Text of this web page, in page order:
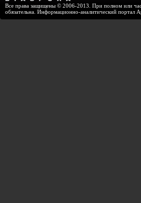
Все права защищены © 2006-2013. При полном или
обязательна. Информационно-аналитический портал